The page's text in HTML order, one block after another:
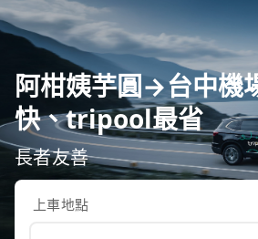
阿柑姨芋圓→台中機
快、tripool最省
長者友善
上車地點